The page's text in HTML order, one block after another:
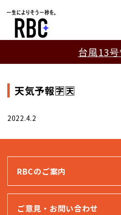
台風13
天気予報🈑🈗
2022.4.2
RBCのご案内
ご意見・お問い合わせ